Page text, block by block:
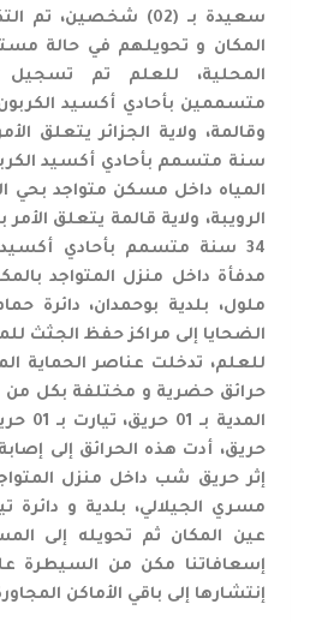
سعيدة بـ (02) شخصين،
المكان و تحويلهم في حالة
متسممين بأحادي أكسيد الكربون
سنة متسمم بأحادي أكسيد
المياه داخل مسكن متواجد بحي
34 سنة متسمم بأحادي
مدفأة داخل منزل المتواجد
ملول، بلدية بوحمدان، دائرة
الضحايا إلى مراكز حفظ الجثث
إثر حريق شب داخل منزل
مسري الجيلالي، بلدية و دائرة
عين المكان ثم تحويله إلى
إسعافاتنا مكن من السيطرة
إنتشارها إلى باقي الأماكن